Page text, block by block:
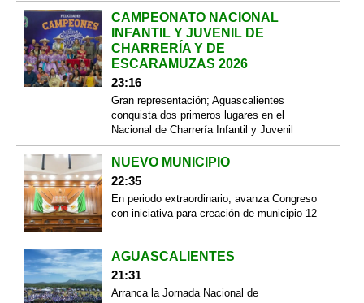
CAMPEONATO NACIONAL
INFANTIL Y JUVENIL DE
CHARRERÍA Y DE
ESCARAMUZAS 2026
23:16
Gran representación; Aguascalientes
conquista dos primeros lugares en el
Nacional de Charrería Infantil y Juvenil
NUEVO MUNICIPIO
22:35
En periodo extraordinario, avanza Congreso
con iniciativa para creación de municipio 12
AGUASCALIENTES
21:31
Arranca la Jornada Nacional de